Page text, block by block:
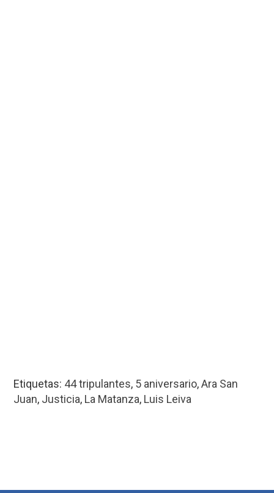
Etiquetas: 44 tripulantes, 5 aniversario,Ara San
Juan, Justicia, La Matanza, Luis Leiva